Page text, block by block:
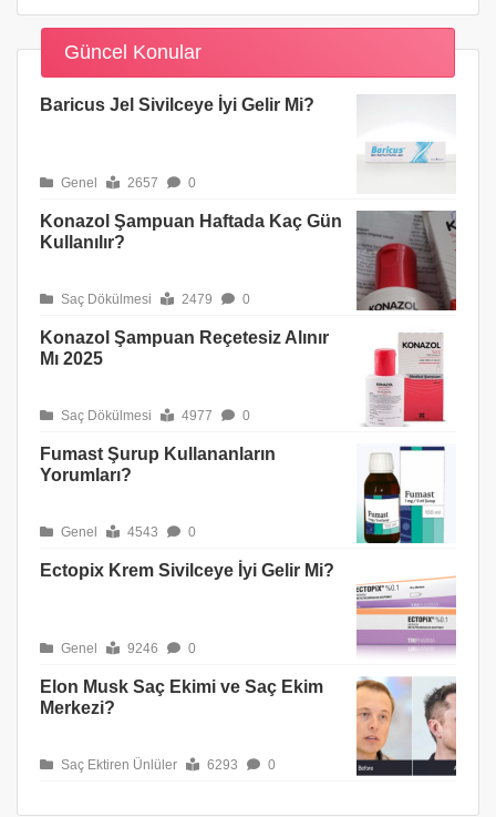
Güncel Konular
Baricus Jel Sivilceye İyi Gelir Mi?
Genel 2657 0
Konazol Şampuan Haftada Kaç Gün
Kullanılır?
Saç Dökülmesi 2479 0
Konazol Şampuan Reçetesiz Alınır
Mı 2025
Saç Dökülmesi 4977 0
Fumast Şurup Kullananların
Yorumları?
Genel 4543 0
Ectopix Krem Sivilceye İyi Gelir Mi?
Genel 9246 0
Elon Musk Saç Ekimi ve Saç Ekim
Merkezi?
Saç Ektiren Ünlüler 6293 0